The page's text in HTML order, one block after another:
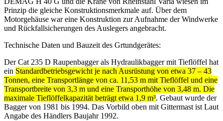
Prinzip die gleiche Konstruktionsmerkmale auf. Über dem
Motorgehäuse war eine Konstruktion zur Aufnahme der Windwerke
und Rückfallsicherungen des Auslegers angebracht.
Technische Daten und Bauzeit des Grtundgerätes:
Der Cat 235 D Raupenbagger als Hydraulikbagger mit Tieflöffel hat
ein Standardbetriebsgewicht je nach Ausrüstung von etwa 37 – 43
Tonnen, eine Transportlänge von ca. 11,53 m mit Tieflöffel und eine
Transportbreite von 3,3 m und eine Transporthöhe von 3,48 m. Die
maximale Tieflöffelkapazität beträgt etwa 1,9 m³. Gebaut wurde der
Bagger von 1981 bis 1994. Das Vorbild oben mit Gittermast ist Laut
Angabe des Händlers Baujahr 1992.